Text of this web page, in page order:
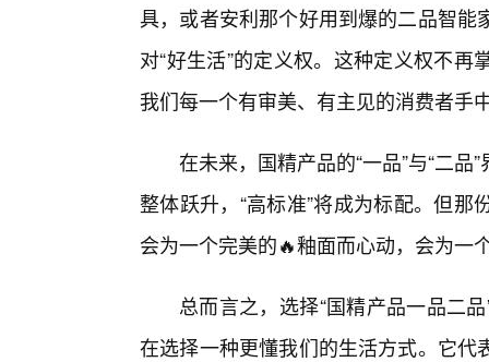
具，或者安利那个好用到爆的二品智
对“好生活”的定义权。这种定义权不
我们每一个有审美、有主见的消费者手
在未来，国精产品的“一品”与“二
整体跃升，“高标准”将成为标配。但
会为一个完美的🔥釉面而心动，会为一
总而言之，选择“国精产品一品二
在选择一种更懂我们的生活方式。它